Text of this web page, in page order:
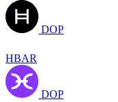
DOP
HBAR
DOP